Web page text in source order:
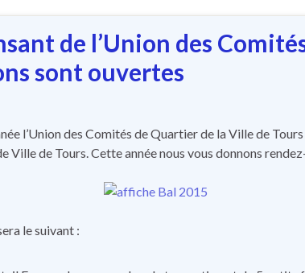
de l’Union des
sont ouvertes
l’Union des Comités de Quartier de la Ville de
Ville de Tours. Cette année nous vous donnons
le suivant :